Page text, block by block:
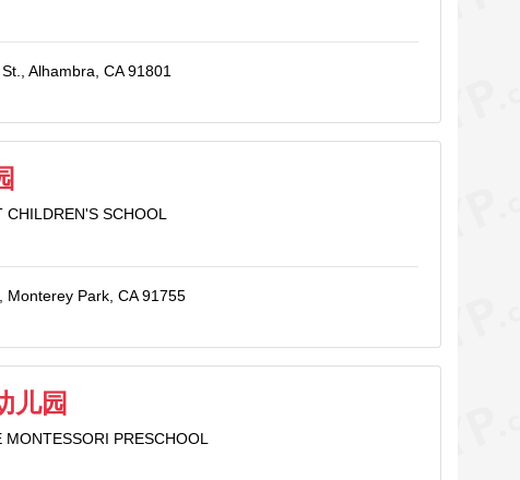
Alhambra, CA 91801
CHILDREN'S SCHOOL
Monterey Park, CA 91755
儿园
PRESCHOOL